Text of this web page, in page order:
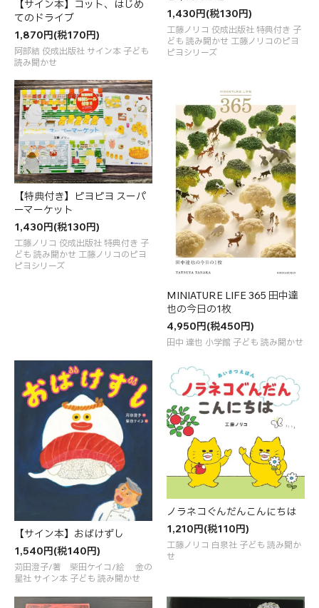
【サイン本】コット、はじめ
てのドライブ
1,870円(税170円)
阿部結 佼成出版社 サイン本 子ども
読み聞かせ
1,430円(税130円)
工藤ノリコ 佼成出版社 特典付き 子
ども 読み聞かせ 工藤ノリコのピヨ
ピヨシリーズ
【特典付き】ピヨピヨ スーパ
ーマーケット
1,430円(税130円)
工藤ノリコ 佼成出版社 特典付き 子
ども 読み聞かせ 工藤ノリコのピヨ
ピヨシリーズ
MINIATURE LIFE 365 田中達
也の今日の1枚
4,950円(税450円)
田中 達也 小学館 子ども 読み聞かせ
【サイン本】おばけずし
1,540円(税140円)
苅田澄子/著 柴田ケイコ/絵 金の
星社 サイン本 子ども 読み聞かせ
ノラネコぐんだんこんにちは
1,210円(税110円)
工藤ノリコ 白泉社 子ども 読み聞か
せ